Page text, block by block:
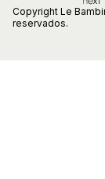
Copyright Le
reservados.